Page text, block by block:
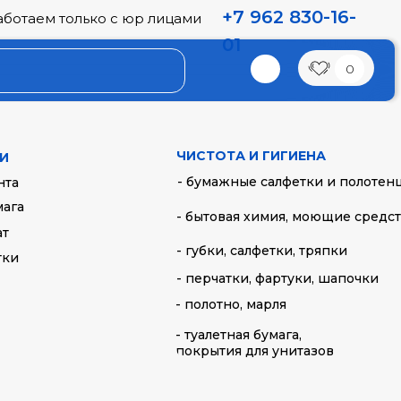
0
только с юр лицами
+7 962 830-16-
01
ЧИСТОТА И ГИГИЕНА
- бумажные салфетки и
- бытовая химия, моющие
- губки, салфетки, тряпки
- перчатки, фартуки, шапочки
- полотно, марля
- туалетная бумага,
покрытия для унитазов